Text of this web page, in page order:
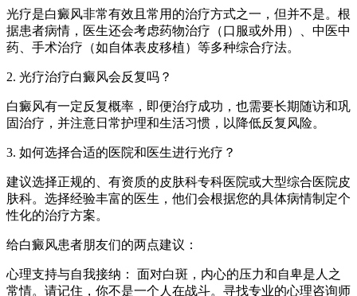
光疗是白癜风非常有效且常用的治疗方式之一，但并不是。根
据患者病情，医生还会考虑药物治疗（口服或外用）、中医中
药、手术治疗（如自体表皮移植）等多种综合疗法。
2. 光疗治疗白癜风会反复吗？
白癜风有一定反复概率，即便治疗成功，也需要长期随访和巩
固治疗，并注意日常护理和生活习惯，以降低反复风险。
3. 如何选择合适的医院和医生进行光疗？
建议选择正规的、有资质的皮肤科专科医院或大型综合医院皮
肤科。选择经验丰富的医生，他们会根据您的具体病情制定个
性化的治疗方案。
给白癜风患者朋友们的两点建议：
心理支持与自我接纳： 面对白斑，内心的压力和自卑是人之
常情。请记住，你不是一个人在战斗。寻找专业的心理咨询师